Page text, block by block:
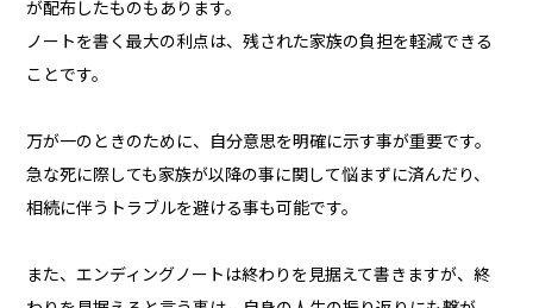
が配布したものもあります。
ノートを書く最大の利点は、残された家族の負担を軽減できる
ことです。
万が一のときのために、自分意思を明確に示す事が重要です。
急な死に際しても家族が以降の事に関して悩まずに済んだり、
相続に伴うトラブルを避ける事も可能です。
また、エンディングノートは終わりを見据えて書きますが、終